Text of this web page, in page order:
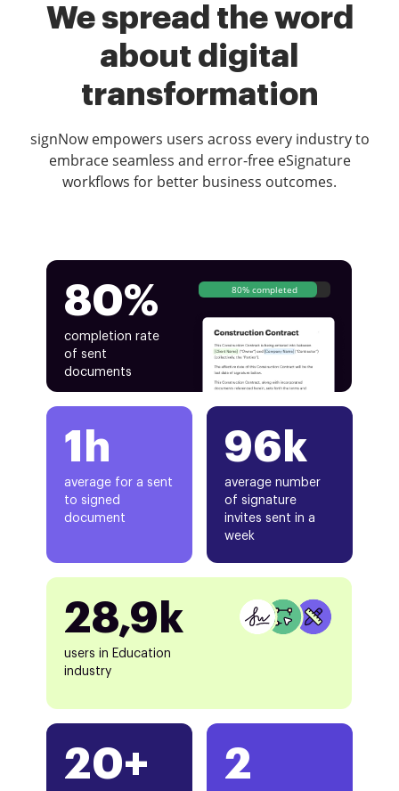
We spread the word
about digital
transformation
signNow empowers users across every industry to
embrace seamless and error-free eSignature
workflows for better business outcomes.
80%
completion rate
of sent
documents
80% completed
1h
average for a sent
to signed
document
20+
96k
average number
of signature
invites sent in a
week
28,9k
users in Education
industry
2